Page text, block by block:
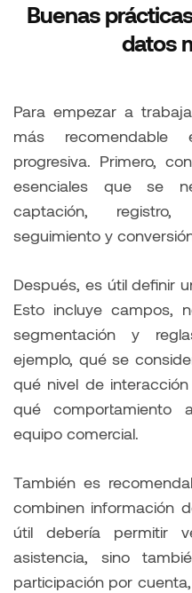
Buenas
datos
Para empezar a
más
progresiva. Primero,
esenciales que se
captación, registro,
seguimiento y
Después, es útil definir
Esto incluye campos,
segmentación y
ejemplo, qué se
qué nivel de
qué comportamiento
equipo comercial.
También es
combinen información
útil debería permitir
asistencia, sino
participación por